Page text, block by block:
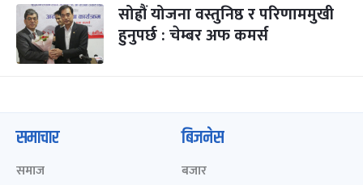
सोह्रौं योजना वस्तुनिष्ठ र परिणाममुखी
हुनुपर्छ : चेम्बर अफ कमर्स
समाचार
समाज
बिजनेस
बजार